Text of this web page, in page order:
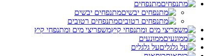
מתנפחים
מתנפחים יבשים
מתנפחים רטובים
משפריצי מים ומתנפחי קיץ
ממונעים
על גלגלים